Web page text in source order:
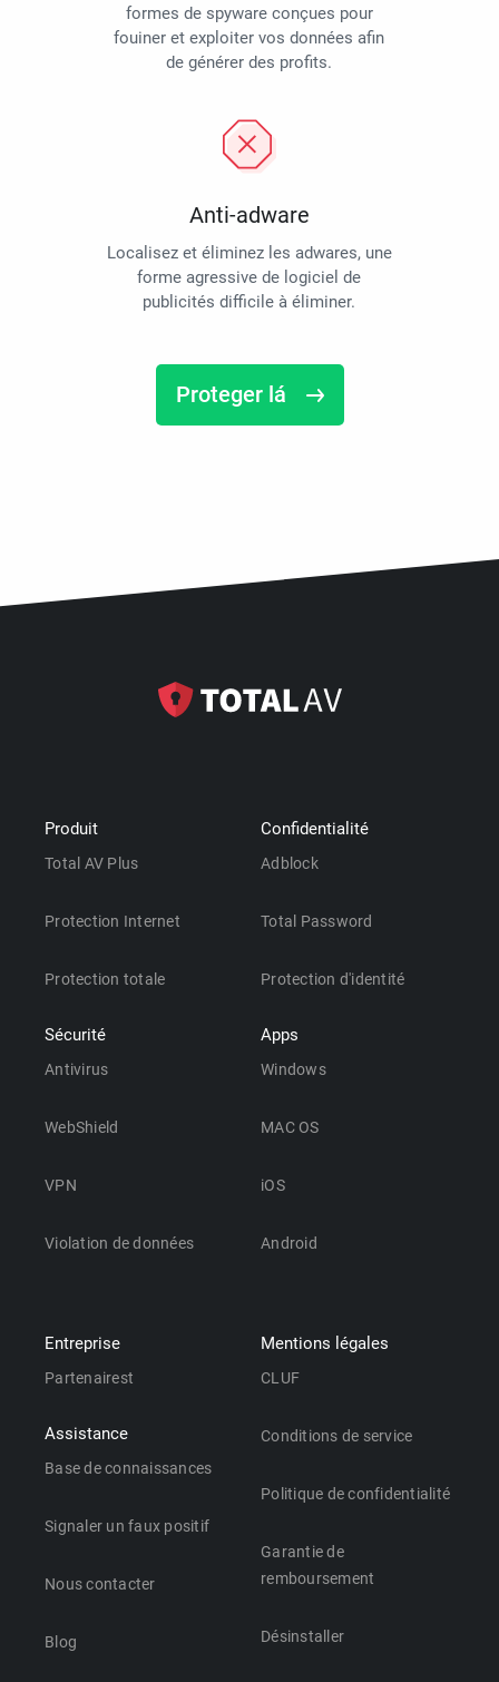
formes de spyware conçues pour
fouiner et exploiter vos données afin
de générer des profits.
Anti-adware
Localisez et éliminez les adwares, une
forme agressive de logiciel de
publicités difficile à éliminer.
Proteger lá
Produit
Total AV Plus
Protection Internet
Protection totale
Sécurité
Antivirus
WebShield
VPN
Violation de données
Confidentialité
Adblock
Total Password
Protection d'identité
Apps
Windows
MAC OS
iOS
Android
Entreprise
Partenairest
Assistance
Base de connaissances
Signaler un faux positif
Nous contacter
Blog
Mentions légales
CLUF
Conditions de service
Politique de confidentialité
Garantie de
remboursement
Désinstaller